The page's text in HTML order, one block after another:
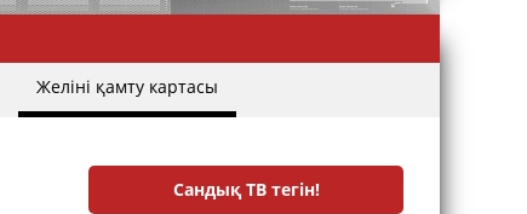
Желіні қамту картасы
Сандық ТВ тегін!